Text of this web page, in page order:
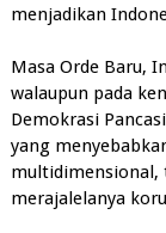
menjadikan
Masa Orde Baru,
walaupun pada
Demokrasi
yang
multidimensional,
merajalelanya